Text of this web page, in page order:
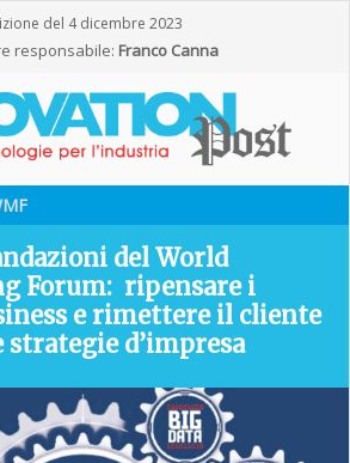
del 4 dicembre 2023
responsabile: Franco Canna
del World
Forum: ripensare i
e rimettere il cliente
strategie d’impresa